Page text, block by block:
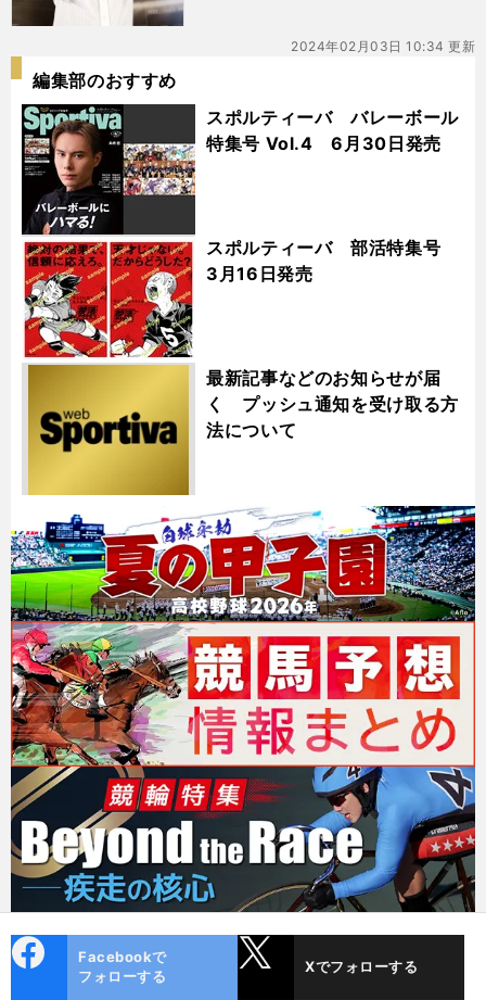
2024年02月03日 10:34 更新
編集部のおすすめ
スポルティーバ バレーボール
特集号 Vol.4 6月30日発売
スポルティーバ 部活特集号
3月16日発売
最新記事などのお知らせが届
く プッシュ通知を受け取る方
法について
ok
Facebookで
フォローする
Xでフォローする